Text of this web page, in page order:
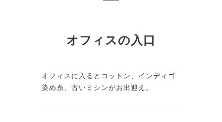
オフィスの入口
オフィスに入るとコットン、インディゴ
染め糸、古いミシンがお出迎え。